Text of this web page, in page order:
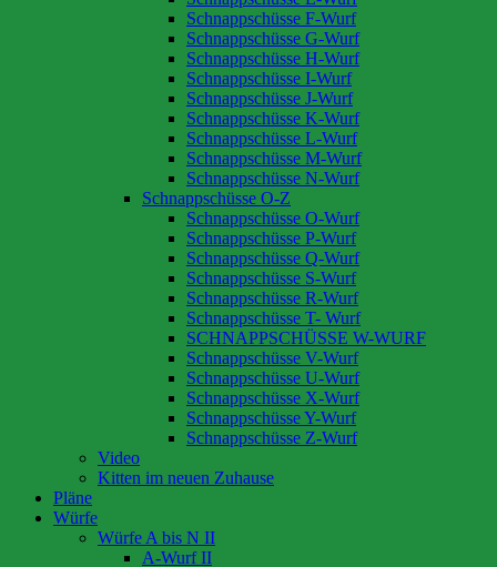
Schnappschüsse F-Wurf
Schnappschüsse G-Wurf
Schnappschüsse H-Wurf
Schnappschüsse I-Wurf
Schnappschüsse J-Wurf
Schnappschüsse K-Wurf
Schnappschüsse L-Wurf
Schnappschüsse M-Wurf
Schnappschüsse N-Wurf
Schnappschüsse O-Z
Schnappschüsse O-Wurf
Schnappschüsse P-Wurf
Schnappschüsse Q-Wurf
Schnappschüsse S-Wurf
Schnappschüsse R-Wurf
Schnappschüsse T- Wurf
SCHNAPPSCHÜSSE W-WURF
Schnappschüsse V-Wurf
Schnappschüsse U-Wurf
Schnappschüsse X-Wurf
Schnappschüsse Y-Wurf
Schnappschüsse Z-Wurf
Video
Kitten im neuen Zuhause
Pläne
Würfe
Würfe A bis N II
A-Wurf II